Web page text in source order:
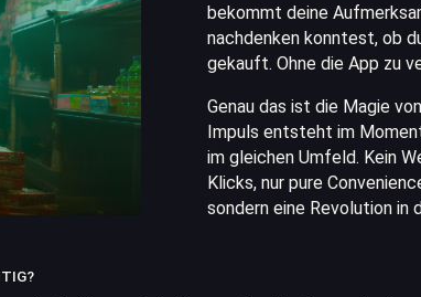
bekommt deine
nachdenken konntest, ob
gekauft. Ohne die App zu
Genau das ist die Magie
Impuls entsteht im
im gleichen Umfeld. Kein
Klicks, nur pure
sondern eine Revolution